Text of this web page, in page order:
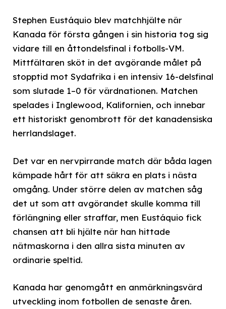
Stephen Eustáquio blev matchhjälte när
Kanada för första gången i sin historia tog sig
vidare till en åttondelsfinal i fotbolls-VM.
Mittfältaren sköt in det avgörande målet på
stopptid mot Sydafrika i en intensiv 16-delsfinal
som slutade 1–0 för värdnationen. Matchen
spelades i Inglewood, Kalifornien, och innebar
ett historiskt genombrott för det kanadensiska
herrlandslaget.
Det var en nervpirrande match där båda lagen
kämpade hårt för att säkra en plats i nästa
omgång. Under större delen av matchen såg
det ut som att avgörandet skulle komma till
förlängning eller straffar, men Eustáquio fick
chansen att bli hjälte när han hittade
nätmaskorna i den allra sista minuten av
ordinarie speltid.
Kanada har genomgått en anmärkningsvärd
utveckling inom fotbollen de senaste åren.